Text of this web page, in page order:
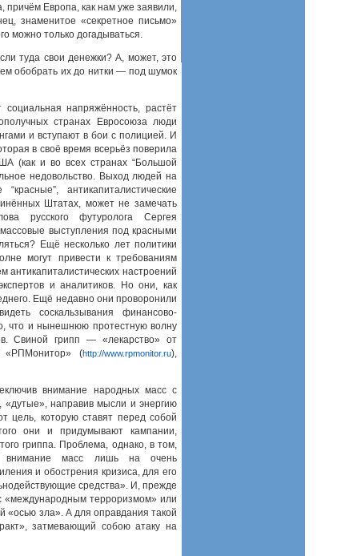
причём Европа, как нам уже заявили,
знаменитое «секретное письмо»
можно только догадываться.
туда свои денежки? А, может, это
обобрать их до нитки — под шумок
напряжённость, растёт
странах Евросоюза люди
и вступают в бои с полицией. И
в своё время всерьёз поверила
(как и во всех странах “Большой
недовольство. Выход людей на
антикапиталистические
Штатах, может не замечать
русского футуролога Сергея
выступления под красными
Ещё несколько лет политики
могут привести к требованиям
антикапиталистических настроений
и аналитиков. Но они, как
Ещё недавно они проворонили
соскальзывания финансово-
что и нынешнюю протестную волну
Свиной грипп — «лекарство» от
«РПМонитор» (http://www.rpmonitor.ru),
внимание народных масс с
направив мысли и энергию
цель, которую ставят перед собой
они и придумывают кампании,
гриппа. Проблема, однако, в том,
внимание масс лишь на очень
и обострения кризиса, для его
средства». И, прежде
«международным терроризмом» или
«осью зла». А для оправдания такой
затмевающий собою атаку на